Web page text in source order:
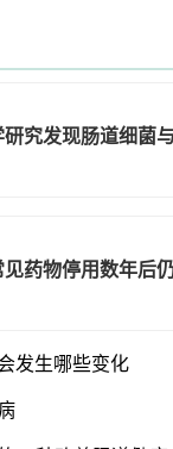
究发现肠道细菌
药物停用数年后
发生哪些变化